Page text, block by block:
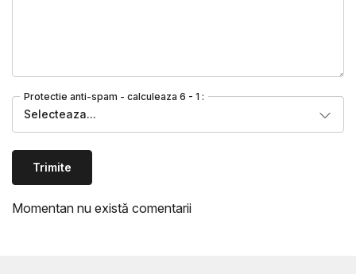
Protectie anti-spam - calculeaza 6 - 1 :
Selecteaza...
Trimite
Momentan nu există comentarii